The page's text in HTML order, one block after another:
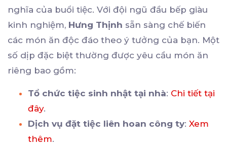
nghĩa của buổi tiệc. Với đội ngũ đầu bếp giàu
kinh nghiệm, Hưng Thịnh sẵn sàng chế biến
các món ăn độc đáo theo ý tưởng của bạn. Một
số dịp đặc biệt thường được yêu cầu món ăn
riêng bao gồm:
Tổ chức tiệc sinh nhật tại nhà: Chi tiết tại
đây.
Dịch vụ đặt tiệc liên hoan công ty: Xem
thêm.